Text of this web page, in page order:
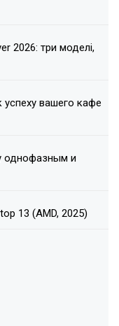
2026: три моделі,
вашего кафе
однофазным и
13 (AMD, 2025)